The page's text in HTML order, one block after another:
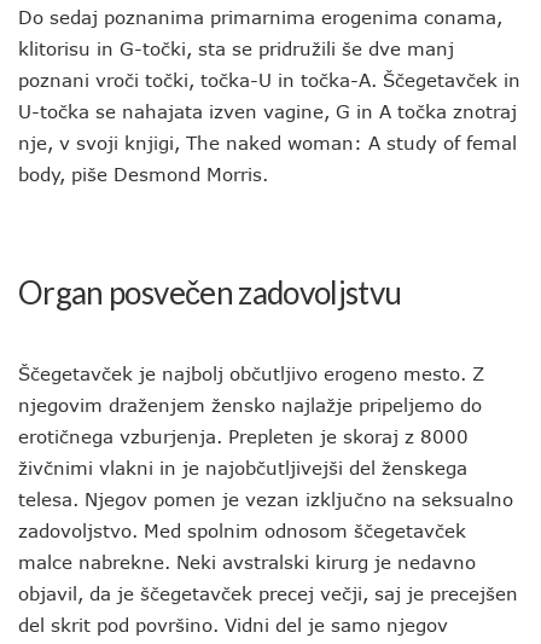
Do sedaj poznanima primarnima erogenima conama,
klitorisu in G-točki, sta se pridružili še dve manj
poznani vroči točki, točka-U in točka-A. Ščegetavček in
U-točka se nahajata izven vagine, G in A točka znotraj
nje, v svoji knjigi, The naked woman: A study of femal
body, piše Desmond Morris.
Organ posvečen zadovoljstvu
Ščegetavček je najbolj občutljivo erogeno mesto. Z
njegovim draženjem žensko najlažje pripeljemo do
erotičnega vzburjenja. Prepleten je skoraj z 8000
živčnimi vlakni in je najobčutljivejši del ženskega
telesa. Njegov pomen je vezan izključno na seksualno
zadovoljstvo. Med spolnim odnosom ščegetavček
malce nabrekne. Neki avstralski kirurg je nedavno
objavil, da je ščegetavček precej večji, saj je precejšen
del skrit pod površino. Vidni del je samo njegov